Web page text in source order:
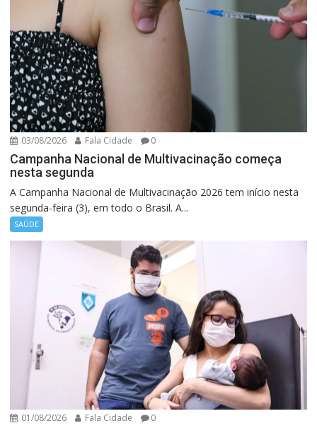
03/08/2026 Fala Cidade 0
Campanha Nacional de Multivacinação começa
nesta segunda
A Campanha Nacional de Multivacinação 2026 tem início nesta
segunda-feira (3), em todo o Brasil. A...
SAÚDE
01/08/2026 Fala Cidade 0